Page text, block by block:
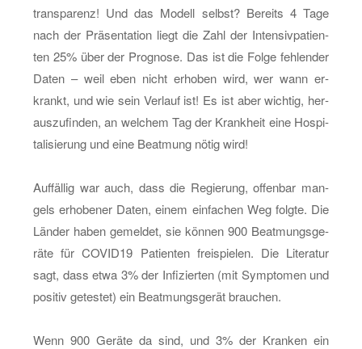
trans­pa­renz! Und das Mo­dell selbst? Be­reits 4 Tage
nach der Prä­sen­ta­ti­on liegt die Zahl der In­ten­siv­pa­ti­en­
ten 25% über der Pro­gno­se. Das ist die Folge feh­len­der
Daten – weil eben nicht er­ho­ben wird, wer wann er­
krankt, und wie sein Ver­lauf ist! Es ist aber wich­tig, her­
aus­zu­fin­den, an wel­chem Tag der Krank­heit eine Hos­pi­
ta­li­sie­rung und eine Be­at­mung nötig wird!
Auf­fäl­lig war auch, dass die Re­gie­rung, of­fen­bar man­
gels er­ho­be­ner Daten, einem ein­fa­chen Weg folg­te. Die
Län­der haben ge­mel­det, sie kön­nen 900 Be­at­mungs­ge­
rä­te für CO­VI­D19 Pa­ti­en­ten frei­spie­len. Die Li­te­ra­tur
sagt, dass etwa 3% der In­fi­zier­ten (mit Sym­pto­men und
po­si­tiv ge­tes­tet) ein Be­at­mungs­ge­rät brau­chen.
Wenn 900 Ge­rä­te da sind, und 3% der Kran­ken ein